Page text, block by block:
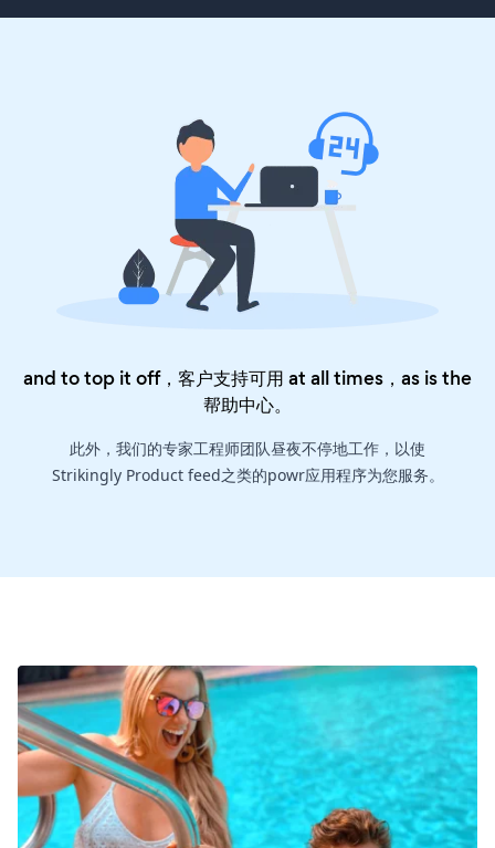
and to top it off，客户支持可用 at all times，as is the
帮助中心。
此外，我们的专家工程师团队昼夜不停地工作，以使
Strikingly Product feed之类的powr应用程序为您服务。